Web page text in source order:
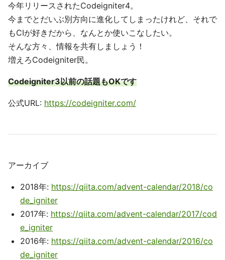
今年リリースされたCodeigniter4。
今までとだいぶ別方向に進化してしまったけれど、それで
もCIが好きだから、なんとか使いこなしたい。
そんな方々、情報を共有しましょう！
増えろCodeigniter民。
Codeigniter3以前の話題もOKです
公式URL: https://codeigniter.com/
アーカイブ
2018年: https://qiita.com/advent-calendar/2018/co
de_igniter
2017年: https://qiita.com/advent-calendar/2017/cod
e_igniter
2016年: https://qiita.com/advent-calendar/2016/co
de_igniter